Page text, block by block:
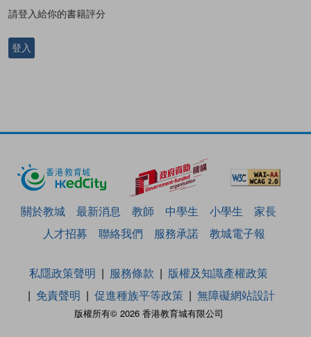
請登入給你的書籍評分
登入
關於教城 最新消息 教師 中學生 小學生
家長
人才招募
聯絡我們 服務承諾 教城電子報
版權所有© 2026 香港教育城有限公司
私隱政策聲明 服務條款
版權及知識產權政策
免責聲明
促進種族平等政策 無障礙網站設計